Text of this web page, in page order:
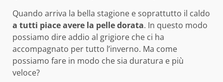
Quando arriva la bella stagione e soprattutto il caldo
a tutti piace avere la pelle dorata. In questo modo
possiamo dire addio al grigiore che ci ha
accompagnato per tutto l’inverno. Ma come
possiamo fare in modo che sia duratura e più
veloce?